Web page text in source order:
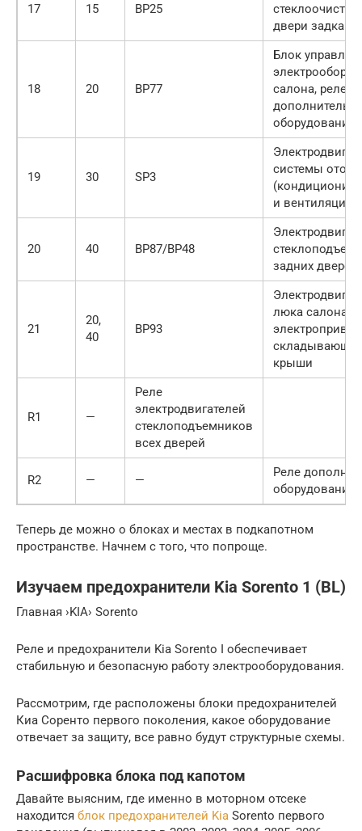
17 15 ВР25
двери задка
18 20 ВР77
Блок
салона, реле
оборудования
19 30 SP3
системы
и вентиляции
20 40 BP87/BP48
задних дверей
21
20,
40
BP93
люка салона,
электропривод
крыши
R1 —
Реле
электродвигателей
стеклоподъемников
всех дверей
R2 — —
Реле
оборудования
Теперь де можно о блоках и местах в подкапотном
пространстве. Начнем с того, что попроще.
Изучаем предохранители Kia Sorento 1 (BL)
Главная ›KIA› Sorento
Реле и предохранители Kia Sorento I обеспечивает
стабильную и безопасную работу электрооборудования.
Рассмотрим, где расположены блоки предохранителей
Киа Соренто первого поколения, какое оборудование
отвечает за защиту, все равно будут структурные схемы.
Расшифровка блока под капотом
Давайте выясним, где именно в моторном отсеке
находится блок предохранителей Kia Sorento первого